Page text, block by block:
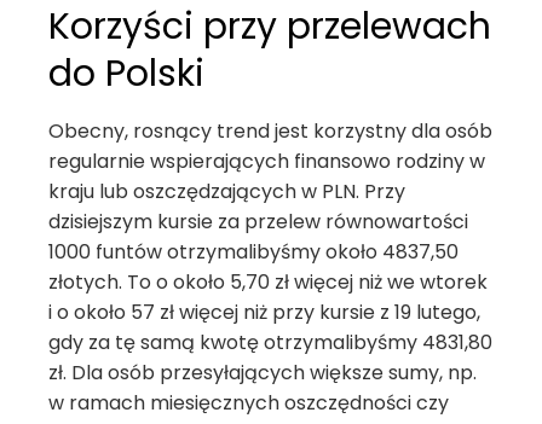
Korzyści przy przelewach
do Polski
Obecny, rosnący trend jest korzystny dla osób
regularnie wspierających finansowo rodziny w
kraju lub oszczędzających w PLN. Przy
dzisiejszym kursie za przelew równowartości
1000 funtów otrzymalibyśmy około 4837,50
złotych. To o około 5,70 zł więcej niż we wtorek
i o około 57 zł więcej niż przy kursie z 19 lutego,
gdy za tę samą kwotę otrzymalibyśmy 4831,80
zł. Dla osób przesyłających większe sumy, np.
w ramach miesięcznych oszczędności czy